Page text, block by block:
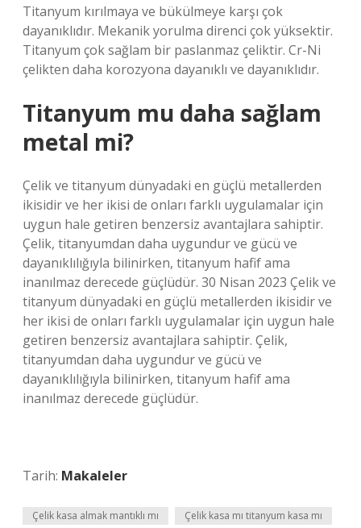
Titanyum kırılmaya ve bükülmeye karşı çok
dayanıklıdır. Mekanik yorulma direnci çok yüksektir.
Titanyum çok sağlam bir paslanmaz çeliktir. Cr-Ni
çelikten daha korozyona dayanıklı ve dayanıklıdır.
Titanyum mu daha sağlam
metal mi?
Çelik ve titanyum dünyadaki en güçlü metallerden
ikisidir ve her ikisi de onları farklı uygulamalar için
uygun hale getiren benzersiz avantajlara sahiptir.
Çelik, titanyumdan daha uygundur ve gücü ve
dayanıklılığıyla bilinirken, titanyum hafif ama
inanılmaz derecede güçlüdür. 30 Nisan 2023 Çelik ve
titanyum dünyadaki en güçlü metallerden ikisidir ve
her ikisi de onları farklı uygulamalar için uygun hale
getiren benzersiz avantajlara sahiptir. Çelik,
titanyumdan daha uygundur ve gücü ve
dayanıklılığıyla bilinirken, titanyum hafif ama
inanılmaz derecede güçlüdür.
Tarih: Makaleler
Çelik kasa almak mantıklı mı Çelik kasa mı titanyum kasa mı